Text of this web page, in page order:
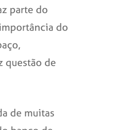
parte do
do
questão de
de muitas